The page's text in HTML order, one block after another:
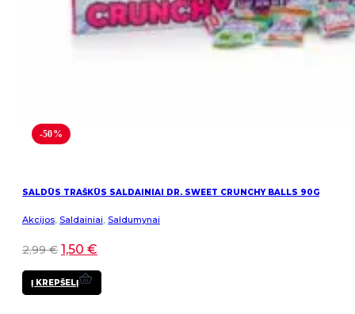
-50%
SALDŪS TRAŠKŪS SALDAINIAI DR. SWEET CRUNCHY BALLS 90G
Akcijos Saldainiai Saldumynai
2,99€ 1,50 €
Į KREPŠELĮ